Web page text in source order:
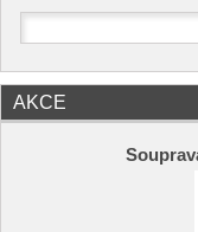
AKCE